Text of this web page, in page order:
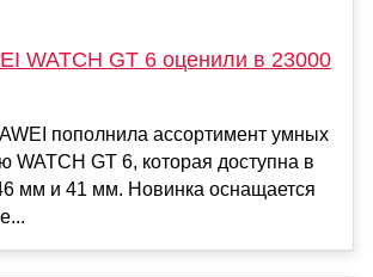
WATCH GT 6 оценили в 23000
пополнила ассортимент умных
WATCH GT 6, которая доступна в
мм и 41 мм. Новинка оснащается